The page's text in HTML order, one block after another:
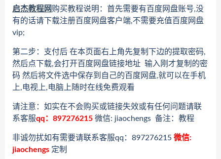
启杰教程网购买教程说明：首先需要有百度网盘账号,没
有的话请下载注册百度网盘客户端,不需要充值百度网盘
vip;
第二步：支付后 在本页面右上角先复制下边的提取密码,
然后点下载,会打开百度网盘链接地址 输入刚才复制的密
码 然后将文件选中保存到自己的百度网盘,就可以在手机
上,电视上,电脑上随时在线免费观看
请注意：如实在不会购买或链接失效或有任何问题请联
系客服qq：897276215 微信: jiaochengs 备注：教程
非诚勿扰如有需要请联系客服qq：897276215 微信:
jiaochengs 定制